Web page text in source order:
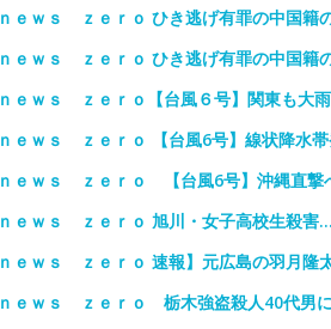
ｎｅｗｓ ｚｅｒｏ ひき逃げ有罪の中国籍
ｎｅｗｓ ｚｅｒｏ ひき逃げ有罪の中国籍
ｎｅｗｓ ｚｅｒｏ【台風６号】関東も大
ｎｅｗｓ ｚｅｒｏ 【台風6号】線状降水
ｎｅｗｓ ｚｅｒｏ 【台風6号】沖縄直撃
ｎｅｗｓ ｚｅｒｏ 旭川・女子高校生殺害
ｎｅｗｓ ｚｅｒｏ 速報】元広島の羽月隆
ｎｅｗｓ ｚｅｒｏ 栃木強盗殺人40代男